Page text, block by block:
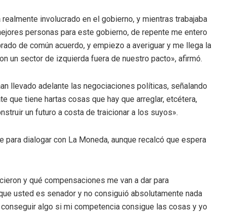
involucrado en el gobierno, y mientras trabajaba
personas para este gobierno, de repente me entero
de común acuerdo, y empiezo a averiguar y me llega la
un sector de izquierda fuera de nuestro pacto», afirmó.
llevado adelante las negociaciones políticas, señalando
que tiene hartas cosas que hay que arreglar, etcétera,
un futuro a costa de traicionar a los suyos».
dialogar con La Moneda, aunque recalcó que espera
y qué compensaciones me van a dar para
usted es senador y no consiguió absolutamente nada
algo si mi competencia consigue las cosas y yo